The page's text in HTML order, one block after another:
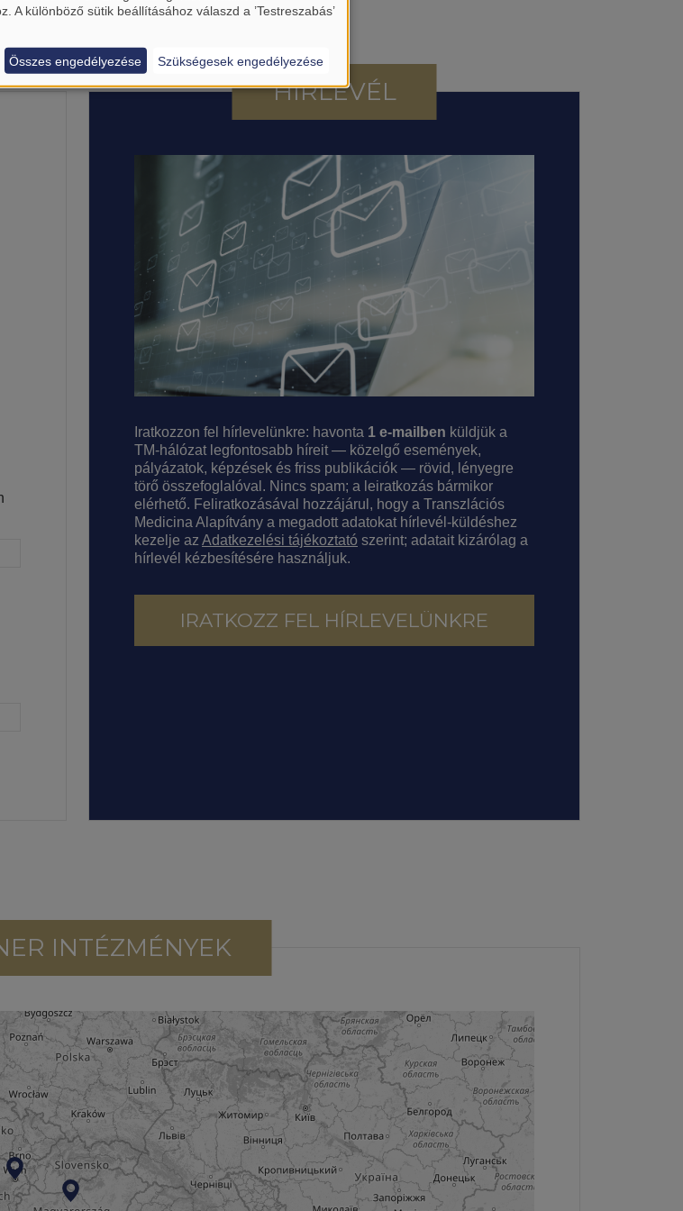
HÍRLEVÉL
Iratkozzon fel hírlevelünkre: havonta 1 e-mailben küldjük a
TM-hálózat legfontosabb híreit — közelgő események,
pályázatok, képzések és friss publikációk — rövid, lényegre
törő összefoglalóval. Nincs spam; a leiratkozás bármikor
elérhető. Feliratkozásával hozzájárul, hogy a Transzlációs
Medicina Alapítvány a megadott adatokat hírlevél-küldéshez
kezelje az Adatkezelési tájékoztató szerint; adatait kizárólag a
hírlevél kézbesítésére használjuk.
IRATKOZZ FEL HÍRLEVELÜNKRE
INTÉZMÉNYEK
A különböző sütik beállításához válaszd a ’Testreszabás’
Szükségesek engedélyezése
Összes engedélyezése